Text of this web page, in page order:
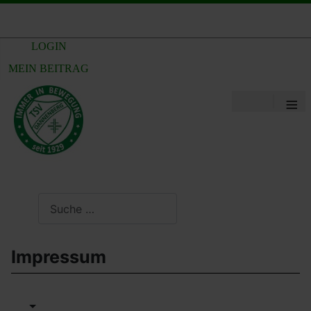
LOGIN
MEIN BEITRAG
≡
Impressum